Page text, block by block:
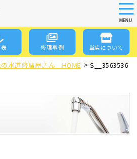
MENU
修理事例 当店について
水道修理屋さん HOME > S__3563536